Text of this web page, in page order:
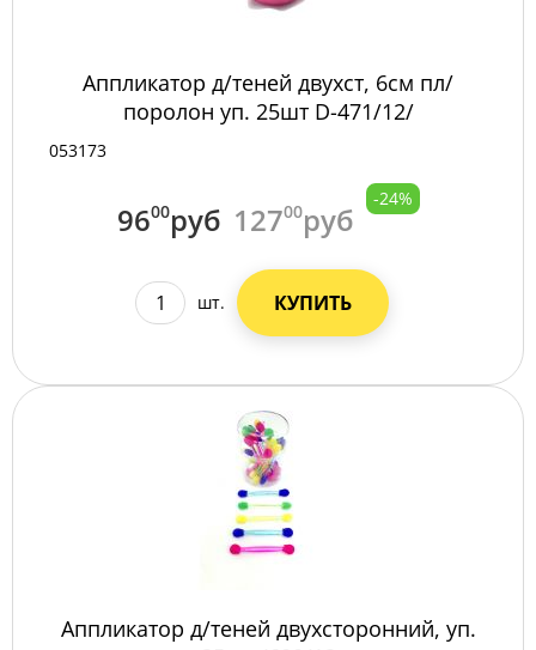
Аппликатор д/теней двухст, 6см пл/
поролон уп. 25шт D-471/12/
053173
9600руб 12700руб
-24%
шт. КУПИТЬ
Аппликатор д/теней двухсторонний, уп.